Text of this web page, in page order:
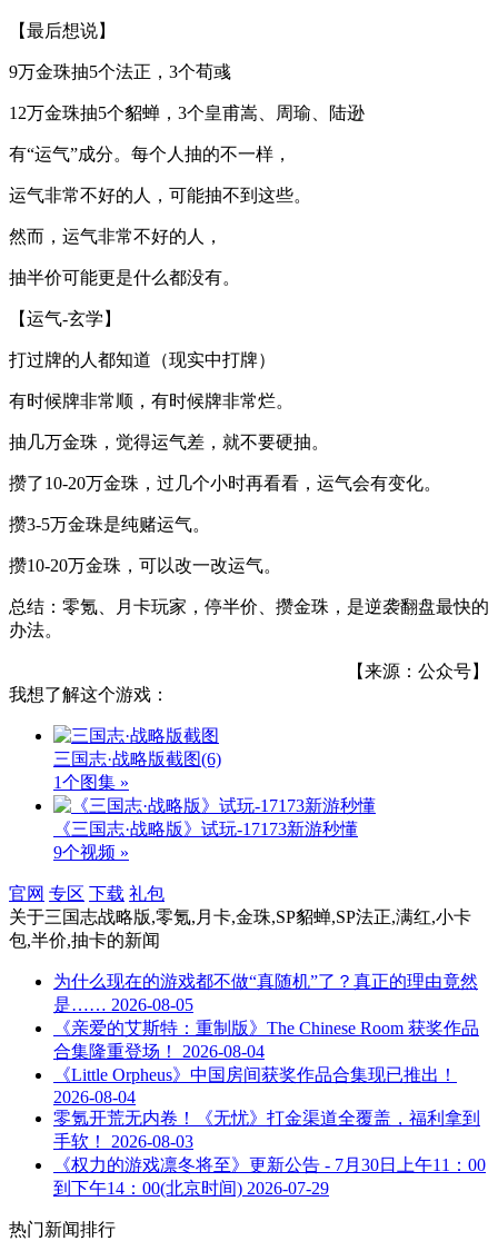
【最后想说】
9万金珠抽5个法正，3个荀彧
12万金珠抽5个貂蝉，3个皇甫嵩、周瑜、陆逊
有“运气”成分。每个人抽的不一样，
运气非常不好的人，可能抽不到这些。
然而，运气非常不好的人，
抽半价可能更是什么都没有。
【运气-玄学】
打过牌的人都知道（现实中打牌）
有时候牌非常顺，有时候牌非常烂。
抽几万金珠，觉得运气差，就不要硬抽。
攒了10-20万金珠，过几个小时再看看，运气会有变化。
攒3-5万金珠是纯赌运气。
攒10-20万金珠，可以改一改运气。
总结：零氪、月卡玩家，停半价、攒金珠，是逆袭翻盘最快的
办法。
【来源：公众号】
我想了解这个游戏：
三国志·战略版截图(6)
1个图集 »
《三国志·战略版》试玩-17173新游秒懂
9个视频 »
官网 专区 下载 礼包
关于三国志战略版,零氪,月卡,金珠,SP貂蝉,SP法正,满红,小卡
包,半价,抽卡的新闻
为什么现在的游戏都不做“真随机”了？真正的理由竟然
是…… 2026-08-05
《亲爱的艾斯特：重制版》The Chinese Room 获奖作品
合集隆重登场！
2026-08-04
《Little Orpheus》中国房间获奖作品合集现已推出！
2026-08-04
零氪开荒无内卷！《无忧》打金渠道全覆盖，福利拿到
手软！
2026-08-03
《权力的游戏凛冬将至》更新公告 - 7月30日上午11：00
到下午14：00(北京时间) 2026-07-29
热门新闻排行